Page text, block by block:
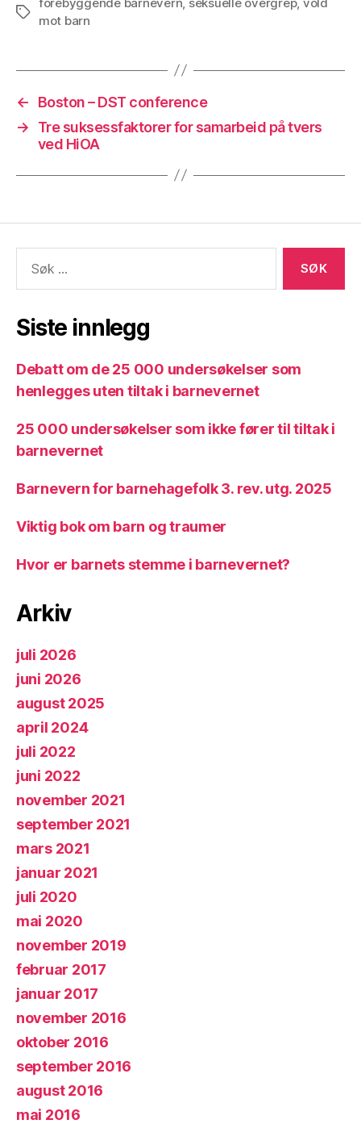
Stikkord
mot barn
←
Boston – DST conference
→
Tre suksessfaktorer for samarbeid på tvers
ved HiOA
etter:
Siste innlegg
Debatt om de 25 000 undersøkelser som
henlegges uten tiltak i barnevernet
25 000 undersøkelser som ikke fører til tiltak i
barnevernet
Barnevern for barnehagefolk 3. rev. utg. 2025
Viktig bok om barn og traumer
Hvor er barnets stemme i barnevernet?
Arkiv
juli 2026
juni 2026
august 2025
april 2024
juli 2022
juni 2022
november 2021
september 2021
mars 2021
januar 2021
juli 2020
mai 2020
november 2019
februar 2017
januar 2017
november 2016
oktober 2016
september 2016
august 2016
mai 2016